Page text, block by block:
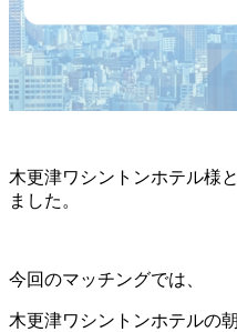
木更津ワシントンホテル様
ました。
今回のマッチングでは、
木更津ワシントンホテルの